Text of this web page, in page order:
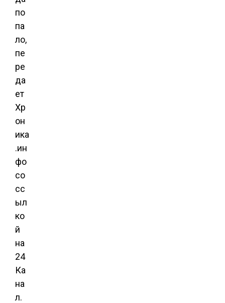
по
па
ло,
пе
ре
да
ет
Хр
он
ика
.ин
фо
со
сс
ыл
ко
й
на
24
Ка
на
л.